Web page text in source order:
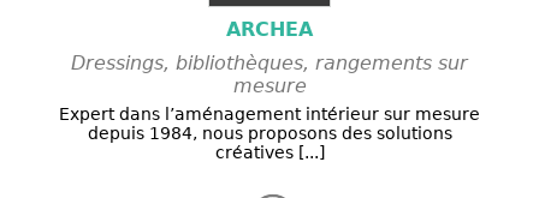
ARCHEA
Dressings, bibliothèques, rangements sur
mesure
Expert dans l’aménagement intérieur sur mesure
depuis 1984, nous proposons des solutions
créatives [...]